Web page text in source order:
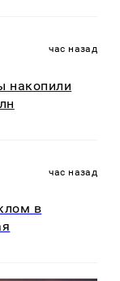
час назад
накопили
час назад
в